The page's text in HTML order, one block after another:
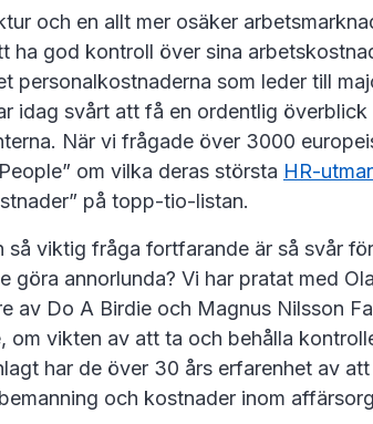
och en allt mer osäker
ha god kontroll över sina
personalkostnaderna som leder till
idag svårt att få en ordentlig
När vi frågade över 3000
om vilka deras största HR-
på topp-tio-listan.
så viktig fråga fortfarande är så svår
göra annorlunda? Vi har pratat med
av Do A Birdie och Magnus Nilsson
om vikten av att ta och behålla
har de över 30 års erfarenhet av
och kostnader inom